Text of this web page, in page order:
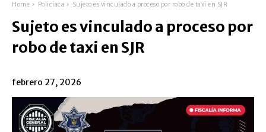
Home Policiaca Sujeto es vinculado a proceso por robo de taxi en SJR
Sujeto es vinculado a proceso por
robo de taxi en SJR
febrero 27, 2026